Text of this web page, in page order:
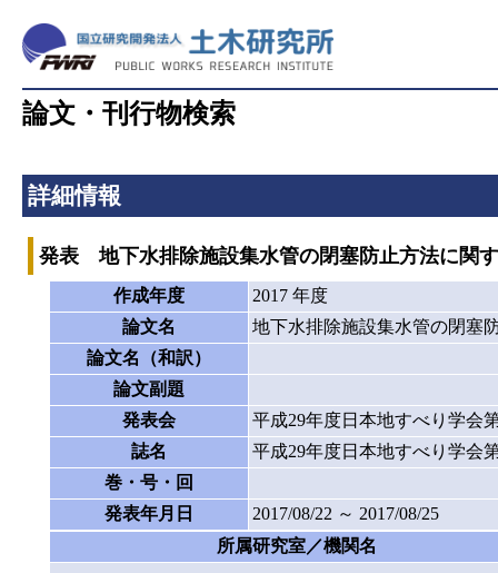
論文・刊行物検索
詳細情報
発表 地下水排除施設集水管の閉塞防止方法に関
作成年度
2017 年度
論文名
地下水排除施設集水管の閉塞
論文名（和訳）
論文副題
発表会
平成29年度日本地すべり学会
誌名
平成29年度日本地すべり学会
巻・号・回
発表年月日
2017/08/22 ～ 2017/08/25
所属研究室／機関名